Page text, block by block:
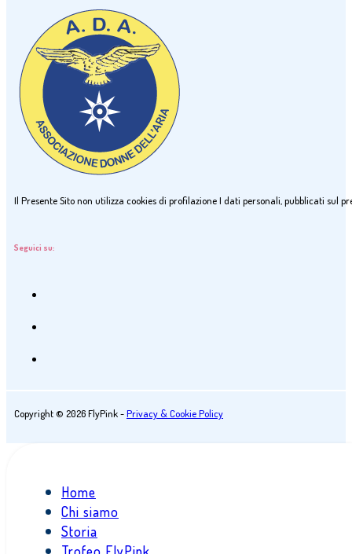
Il Presente Sito non utilizza cookies di profilazione I dati personali, pubblicati sul
Seguici su:
Copyright © 2026 FlyPink -Privacy & Cookie Policy
Home
Chi siamo
Storia